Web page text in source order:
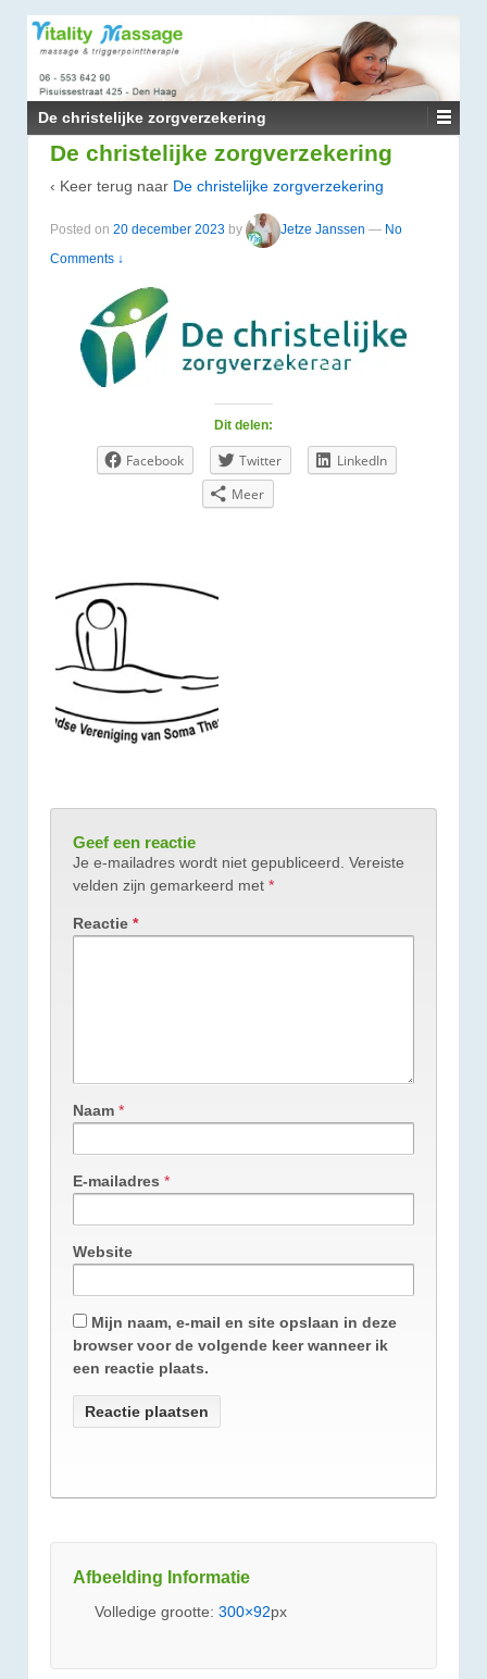
↓
DOORGAAN
HOOFDINHOUD
De christelijke zorgverzekering
De christelijke zorgverzekering
‹ Keer terug naar De christelijke zorgverzekering
Posted on 20 december 2023 by Jetze Janssen — No
Comments ↓
Dit delen:
Facebook Twitter
LinkedIn
Meer
Geef een reactie
Je e-mailadres wordt niet gepubliceerd. Vereiste
velden zijn gemarkeerd met *
Reactie *
Naam *
E-mailadres *
Website
Mijn naam, e-mail en site opslaan in deze
browser voor de volgende keer wanneer ik
een reactie plaats.
Afbeelding Informatie
Volledige grootte: 300×92px